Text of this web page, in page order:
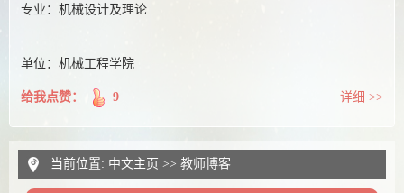
专业：机械设计及理论
单位：机械工程学院
给我点赞： 9 详细 >>
当前位置: 中文主页 >> 教师博客